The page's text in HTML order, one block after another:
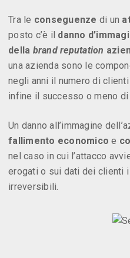
Tra le conseguenze di un
posto c’è il danno
della brand reputation
una azienda sono le
negli anni il numero di
infine il successo o meno di
Un danno all’immagine
fallimento economico e
nel caso in cui l’attacco
erogati o sui dati dei clienti
irreversibili.